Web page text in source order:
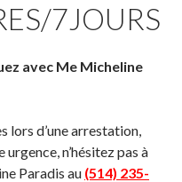
7JOURS
avec Me Micheline
lors d’une arrestation,
n’hésitez pas à
Paradis au (514) 235-